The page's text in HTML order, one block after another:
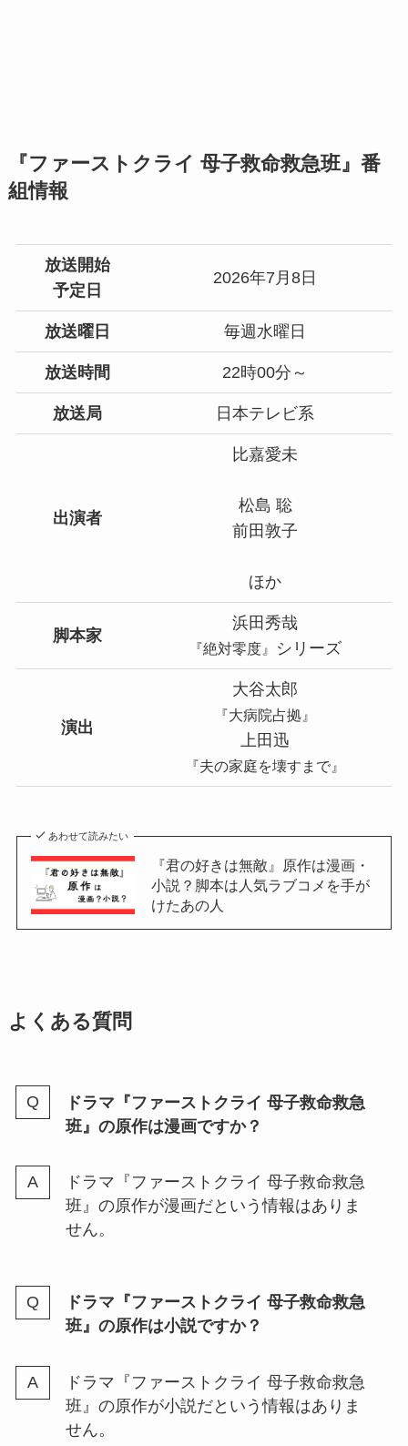
『ファーストクライ 母子救命救急班』番
組情報
放送開始
予定日
2026年7月8日
放送曜日 毎週水曜日
放送時間 22時00分～
放送局 日本テレビ系
出演者
比嘉愛未
松島 聡
前田敦子
ほか
脚本家
浜田秀哉
『絶対零度』 シリーズ
演出
大谷太郎
『大病院占拠』
上田迅
『夫の家庭を壊すまで』
あわせて読みたい
『君の好きは無敵』原作は漫画・
小説？脚本は人気ラブコメを手が
けたあの人
よくある質問
ドラマ『ファーストクライ 母子救命救急
班』の原作は漫画ですか？
ドラマ『ファーストクライ 母子救命救急
班』の原作が漫画だという情報はありま
せん。
ドラマ『ファーストクライ 母子救命救急
班』の原作は小説ですか？
ドラマ『ファーストクライ 母子救命救急
班』の原作が小説だという情報はありま
せん。